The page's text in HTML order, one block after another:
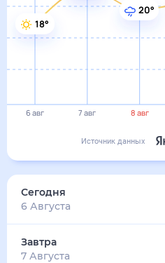
6 авг 7 авг 8 авг
18°
20°
Источник данных
Сегодня
6 Августа
Завтра
7 Августа